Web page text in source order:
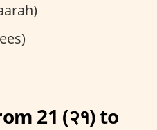
21 (२१) to